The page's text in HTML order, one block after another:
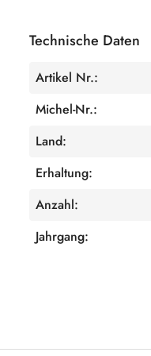
Technische Daten
Artikel Nr.:
Michel-Nr.:
Land:
Erhaltung:
Anzahl:
Jahrgang: